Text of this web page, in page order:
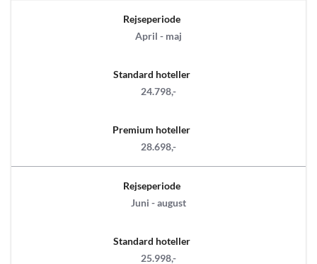
Rejseperiode
April - maj
Standard hoteller
24.798,-
Premium hoteller
28.698,-
Rejseperiode
Juni - august
Standard hoteller
25.998,-